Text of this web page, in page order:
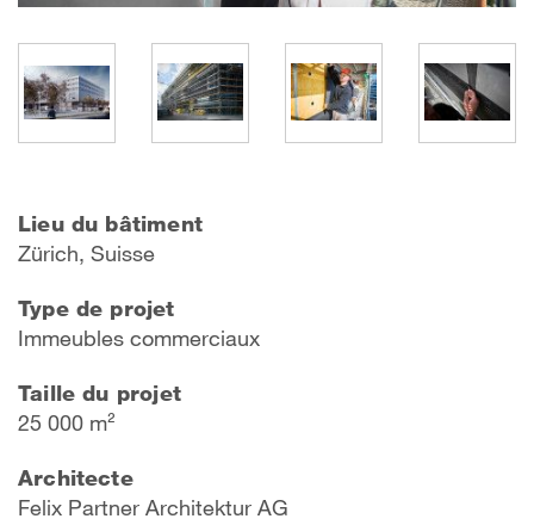
Lieu du bâtiment
Zürich, Suisse
Type de projet
Immeubles commerciaux
Taille du projet
25 000 m²
Architecte
Felix Partner Architektur AG